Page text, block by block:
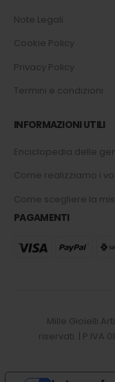
Note Legali
Cookie Policy
Privacy Policy
Termini e condizioni
INFORMAZIONI UTILI
Enciclopedia delle
Come realizziamo i
Come scegliere la
PAGAMENTI
Mille Gioielli
riservati. | P.IVA